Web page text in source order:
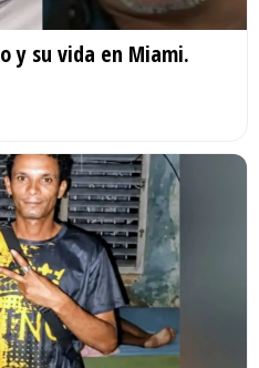
y su vida en Miami.